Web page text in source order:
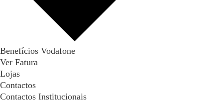
Benefícios Vodafone
Ver Fatura
Lojas
Contactos
Contactos Institucionais